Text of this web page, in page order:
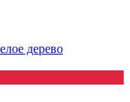
дерево